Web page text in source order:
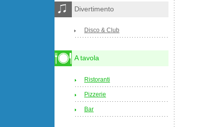
Divertimento
Disco & Club
A tavola
Ristoranti
Pizzerie
Bar